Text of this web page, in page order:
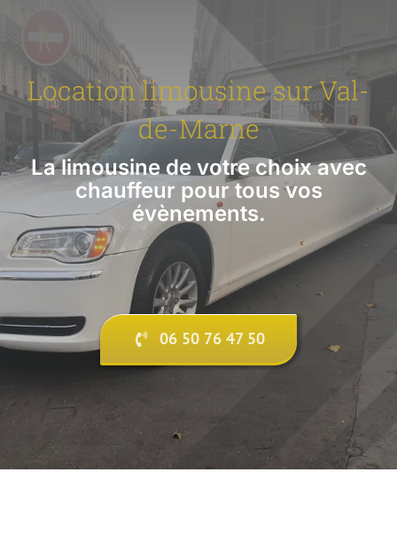
Location limousine sur Val-
de-Marne
La limousine de votre choix avec
chauffeur pour tous vos
évènements.
06 50 76 47 50